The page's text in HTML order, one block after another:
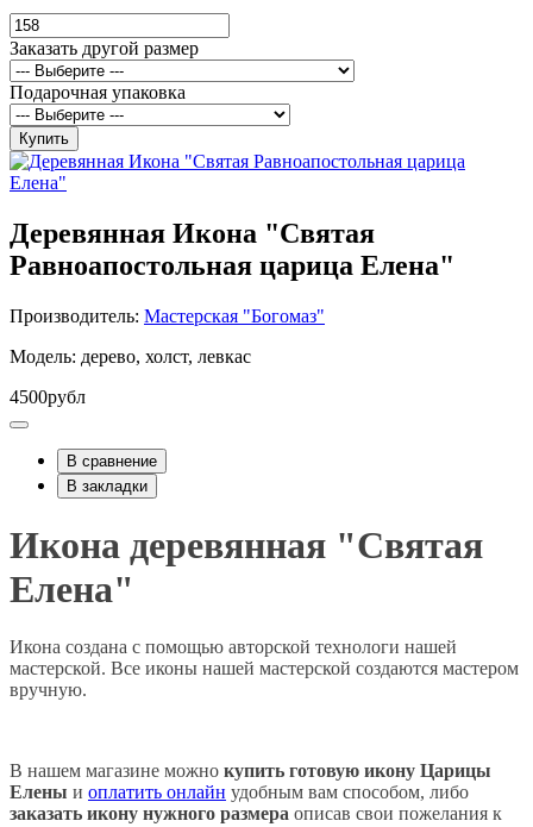
Заказать другой размер
Подарочная упаковка
Купить
Деревянная Икона "Святая
Равноапостольная царица Елена"
Производитель: Мастерская "Богомаз"
Модель: дерево, холст, левкас
4500рубл
В сравнение
В закладки
Икона деревянная "Святая
Елена"
Икона создана с помощью авторской технологи нашей
мастерской. Все иконы нашей мастерской создаются мастером
вручную.
В нашем магазине можно купить готовую икону Царицы
Елены и оплатить онлайн удобным вам способом, либо
заказать икону нужного размера описав свои пожелания к